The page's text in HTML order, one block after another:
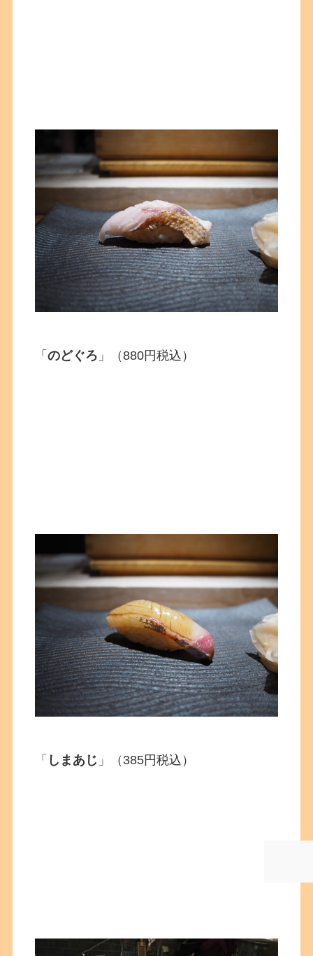
「のどぐろ 」（880円税込）
「 しまあじ 」（385円税込）